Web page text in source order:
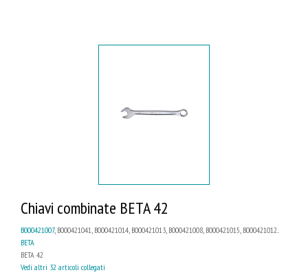
Chiavi combinate BETA 42
B000421007, B000421041, B000421014, B000421013, B000421008, B000421015, B000421012...
BETA
BETA 42
Vedi altri 32 articoli collegati